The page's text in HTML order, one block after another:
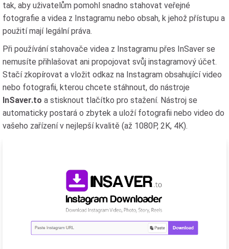
tak, aby uživatelům pomohl snadno stahovat veřejné
fotografie a videa z Instagramu nebo obsah, k jehož přístupu a
použití mají legální práva.
Při používání stahovače videa z Instagramu přes InSaver se
nemusíte přihlašovat ani propojovat svůj instagramový účet.
Stačí zkopírovat a vložit odkaz na Instagram obsahující video
nebo fotografii, kterou chcete stáhnout, do nástroje
InSaver.to a stisknout tlačítko pro stažení. Nástroj se
automaticky postará o zbytek a uloží fotografii nebo video do
vašeho zařízení v nejlepší kvalitě (až 1080P, 2K, 4K).